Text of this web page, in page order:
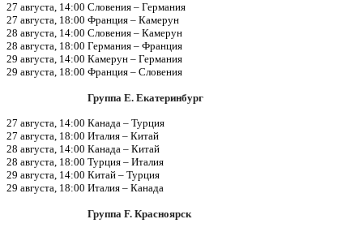
27 августа, 14:00 Словения – Германия
27 августа, 18:00 Франция – Камерун
28 августа, 14:00 Словения – Камерун
28 августа, 18:00 Германия – Франция
29 августа, 14:00 Камерун – Германия
29 августа, 18:00 Франция – Словения
Группа E. Екатеринбург
27 августа, 14:00 Канада – Турция
27 августа, 18:00 Италия – Китай
28 августа, 14:00 Канада – Китай
28 августа, 18:00 Турция – Италия
29 августа, 14:00 Китай – Турция
29 августа, 18:00 Италия – Канада
Группа F. Красноярск